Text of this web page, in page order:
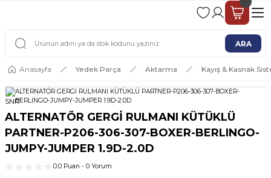
2 - 4 İŞ GÜNÜ İÇERİSİNDE KARGO
ARA
Anasayfa Yedek Parça Aktarma Kayış & Kasnak
SNR
ALTERNATÖR GERGİ RULMANI KÜTÜKLÜ
PARTNER-P206-306-307-BOXER-BERLINGO-
JUMPY-JUMPER 1.9D-2.0D
0.0 Puan - 0 Yorum